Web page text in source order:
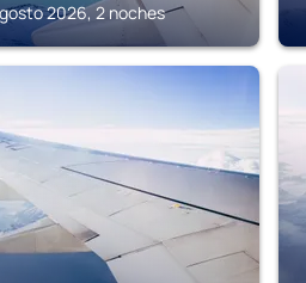
2026, 2 noches